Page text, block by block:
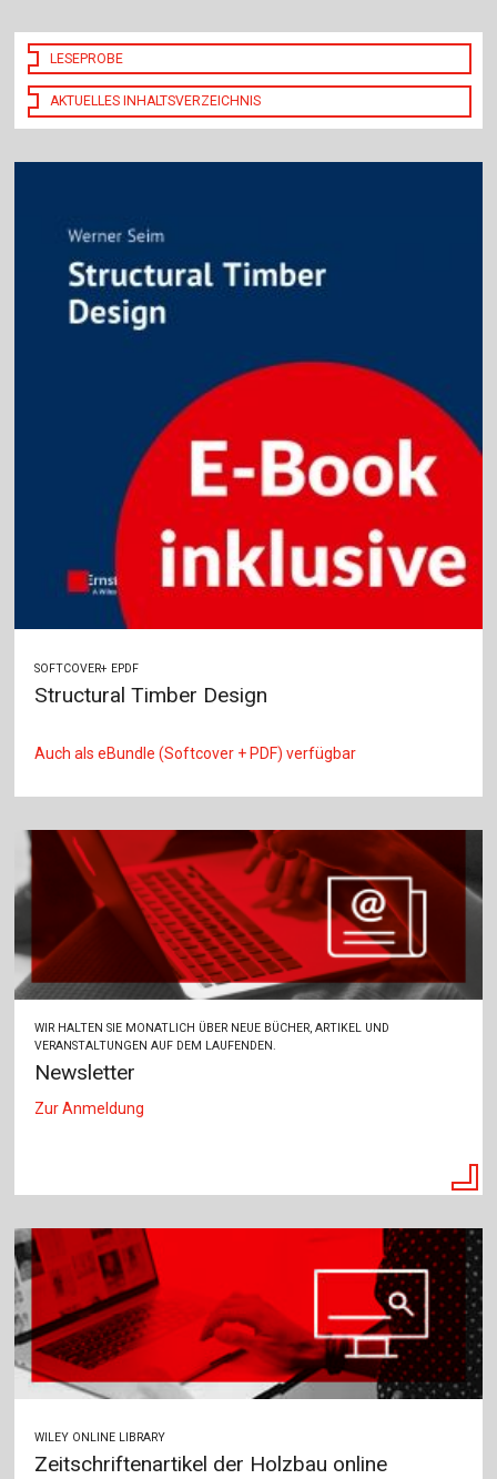
LESEPROBE
AKTUELLES INHALTSVERZEICHNIS
SOFTCOVER+ EPDF
Structural Timber Design
Auch als eBundle (Softcover + PDF) verfügbar
WIR HALTEN SIE MONATLICH ÜBER NEUE BÜCHER, ARTIKEL UND
VERANSTALTUNGEN AUF DEM LAUFENDEN.
Newsletter
Zur Anmeldung
WILEY ONLINE LIBRARY
Zeitschriftenartikel der Holzbau online